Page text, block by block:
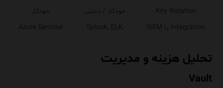
Key Rotation
خودکار / دستی
خودکار
Integration با SIEM
Splunk, ELK
Azure Sentinel
تحلیل هزینه و مدیریت
Vault